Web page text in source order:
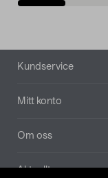
Sidfot
Kundservice
Mitt konto
Om oss
Aktuellt